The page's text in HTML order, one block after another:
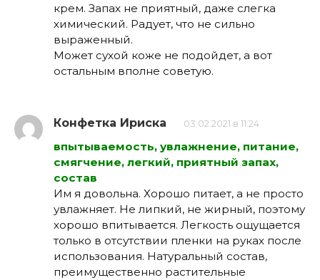
крем. Запах не приятный, даже слегка
химический. Радует, что не сильно
выраженный.
Может сухой коже не подойдет, а вот
остальным вполне советую.
Конфетка Ириска 03.02.2021 в 11:24
впытываемость, увлажнение, питание,
смягчение, легкий, приятный запах,
состав
Им я довольна. Хорошо питает, а не просто
увлажняет. Не липкий, не жирный, поэтому
хорошо впитывается. Легкость ощущается
только в отсутствии пленки на руках после
использования. Натуральный состав,
преимущественно растительные